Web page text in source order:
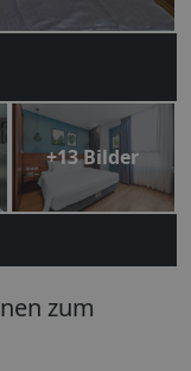
+13 Bilder
zum